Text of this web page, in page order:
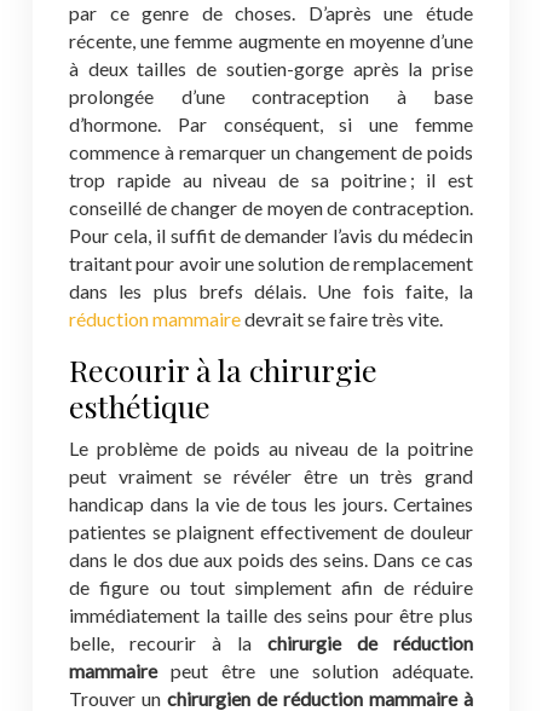
par ce genre de choses. D’après une étude
récente, une femme augmente en moyenne d’une
à deux tailles de soutien-gorge après la prise
prolongée d’une contraception à base
d’hormone. Par conséquent, si une femme
commence à remarquer un changement de poids
trop rapide au niveau de sa poitrine ; il est
conseillé de changer de moyen de contraception.
Pour cela, il suffit de demander l’avis du médecin
traitant pour avoir une solution de remplacement
dans les plus brefs délais. Une fois faite, la
réduction mammairedevrait se faire très vite.
Recourir à la chirurgie
esthétique
Le problème de poids au niveau de la poitrine
peut vraiment se révéler être un très grand
handicap dans la vie de tous les jours. Certaines
patientes se plaignent effectivement de douleur
dans le dos due aux poids des seins. Dans ce cas
de figure ou tout simplement afin de réduire
immédiatement la taille des seins pour être plus
belle, recourir à la chirurgie de réduction
mammairepeut être une solution adéquate.
Trouver un chirurgien de réduction mammaire à